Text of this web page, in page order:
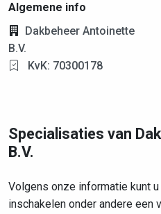
Algemene info
Dakbeheer Antoinette
B.V.
KvK: 70300178
Specialisaties van
B.V.
Volgens onze informatie kunt u
inschakelen onder andere een